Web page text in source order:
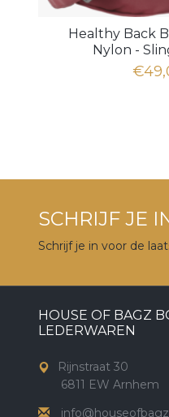
Healthy Back
Nylon -
SCHRIJF JE
Schrijf je in voor de
HOUSE OF BAGZ
LEDERWAREN
Rijnstraat 30
6811 EW Arnhem